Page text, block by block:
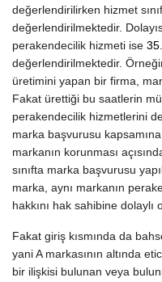
değerlendirilirken hizmet
değerlendirilmektedir.
perakendecilik hizmeti ise
değerlendirilmektedir.
üretimini yapan bir firma,
Fakat ürettiği bu saatlerin
perakendecilik hizmetlerini
marka başvurusu kapsamına
markanın korunması
sınıfta marka başvurusu
marka, aynı markanın
hakkını hak sahibine dolaylı
Fakat giriş kısmında da
yani A markasının altında
bir ilişkisi bulunan veya